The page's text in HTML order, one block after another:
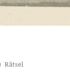
Rätsel